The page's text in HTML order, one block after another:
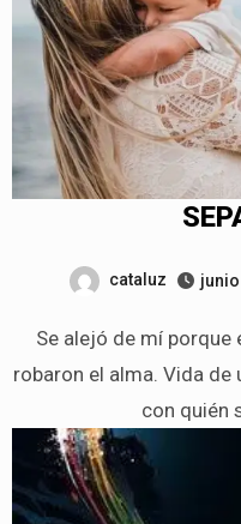
cataluz junio
Se alejó de mí porque el destino así lo quiso ser, me
robaron el alma. Vida de
con quién